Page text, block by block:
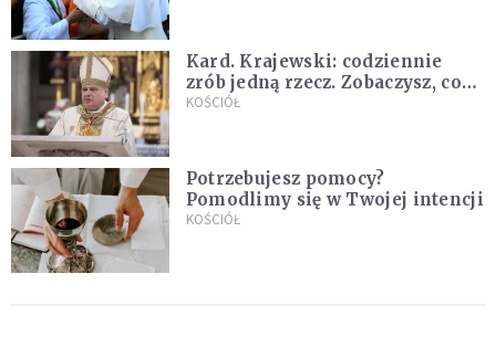
Kard. Krajewski: codziennie
zrób jedną rzecz. Zobaczysz, co
stanie się z twoim życiem
KOŚCIÓŁ
Potrzebujesz pomocy?
Pomodlimy się w Twojej intencji
KOŚCIÓŁ